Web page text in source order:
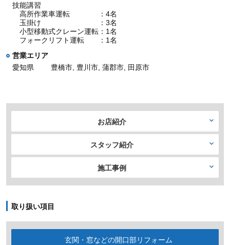
技能講習
高所作業車運転 ：4名
玉掛け ：3名
小型移動式クレーン運転：1名
フォークリフト運転 ：1名
営業エリア
愛知県
豊橋市, 豊川市, 蒲郡市, 田原市
お店紹介
スタッフ紹介
施工事例
取り扱い項目
玄関・窓などの開口部リフォーム